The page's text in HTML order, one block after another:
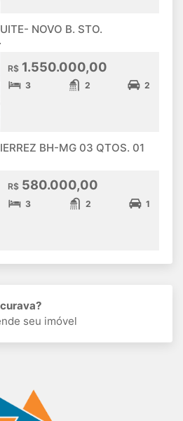
NOVO B. STO.
R$ 1.550.000,00
3 2 2
BH-MG 03 QTOS. 01
R$ 580.000,00
3 2 1
seu imóvel